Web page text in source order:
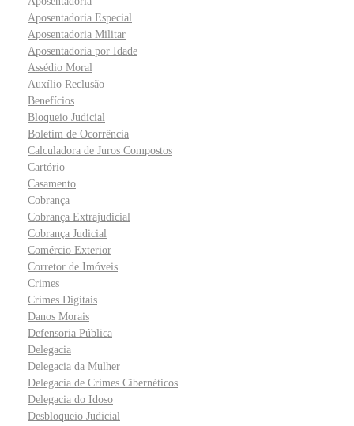
Aposentadoria Especial
Aposentadoria Militar
Aposentadoria por Idade
Assédio Moral
Auxílio Reclusão
Benefícios
Bloqueio Judicial
Boletim de Ocorrência
Calculadora de Juros Compostos
Cartório
Casamento
Cobrança
Cobrança Extrajudicial
Cobrança Judicial
Comércio Exterior
Corretor de Imóveis
Crimes
Crimes Digitais
Danos Morais
Defensoria Pública
Delegacia
Delegacia da Mulher
Delegacia de Crimes Cibernéticos
Delegacia do Idoso
Desbloqueio Judicial